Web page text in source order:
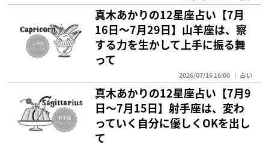
真木あかりの12星座占い【7月
16日～7月29日】山羊座は、察
する力を生かして上手に振る舞
って
2026/07/16 16:00 占い
真木あかりの12星座占い【7月9
日〜7月15日】射手座は、変わ
っていく自分に優しくOKを出し
て